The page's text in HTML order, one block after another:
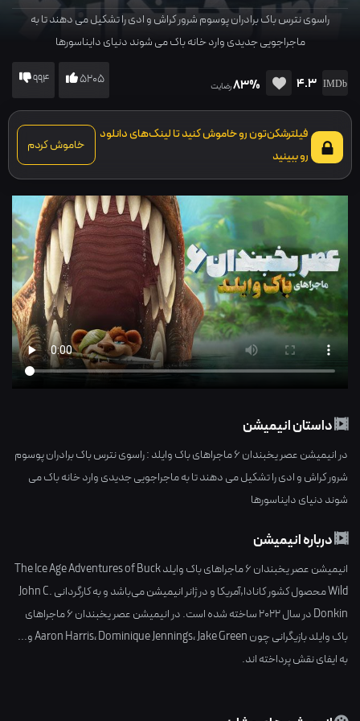
راسوی نترس باک برادران پوسوم شرور کراش و ادی را تشکیل می دهند تا به
ماجراجویی جدیدی وارد خانه باک می شوند دنیای دایناسورها
4.3
83%رضایت 5205
994
فیلترشکن‌تون رو خاموش کنید تا لینک‌های دانلود
رو ببینید
خاموش کردم
داستان انیمیشن
در انیمیشن عصر یخبندان 6 ماجراهای باک وایلد : راسوی نترس باک برادران پوسوم
شرور کراش و ادی را تشکیل می دهند تا به ماجراجویی جدیدی وارد خانه باک می
شوند دنیای دایناسورها
درباره انیمیشن
انیمیشن عصر یخبندان 6 ماجراهای باک وایلد The Ice Age Adventures of Buck
Wild محصول کشور
کانادا,آمریکاو در ژانرانیمیشنمی‌باشد و به کارگردانیJohn C.
Donkinدر سال2022
ساخته شده است. در انیمیشن عصر یخبندان 6 ماجراهای
باک وایلد بازیگرانی چون
Aaron Harris،Dominique Jennings،Jake Green
و...
به ایفای نقش پرداخته اند.